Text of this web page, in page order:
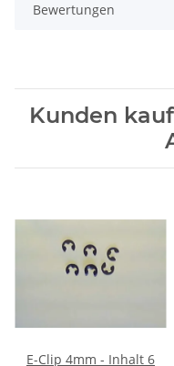
Bewertungen
Kunden
E-Clip 4mm - Inhalt 6